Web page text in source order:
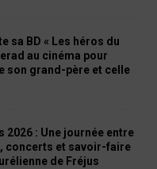
sa BD « Les héros du
au cinéma pour
son grand-père et celle
2026 : Une journée entre
concerts et savoir-faire
de Fréjus